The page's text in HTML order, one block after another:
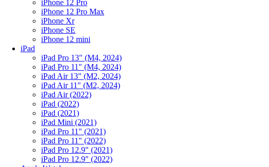
iPhone 12 Pro
iPhone 12 Pro Max
iPhone Xr
iPhone SE
iPhone 12 mini
iPad
iPad Pro 13" (M4, 2024)
iPad Pro 11" (M4, 2024)
iPad Air 13" (M2, 2024)
iPad Air 11" (M2, 2024)
iPad Air (2022)
iPad (2022)
iPad (2021)
iPad Mini (2021)
iPad Pro 11" (2021)
iPad Pro 11" (2022)
iPad Pro 12.9" (2021)
iPad Pro 12.9" (2022)